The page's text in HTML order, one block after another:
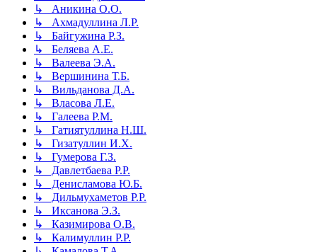
↳ Аникина О.О.
↳ Ахмадуллина Л.Р.
↳ Байгужина Р.З.
↳ Беляева А.Е.
↳ Валеева Э.А.
↳ Вершинина Т.Б.
↳ Вильданова Д.А.
↳ Власова Л.Е.
↳ Галеева Р.М.
↳ Гатиятуллина Н.Ш.
↳ Гизатуллин И.Х.
↳ Гумерова Г.З.
↳ Давлетбаева Р.Р.
↳ Денисламова Ю.Б.
↳ Дильмухаметов Р.Р.
↳ Иксанова Э.З.
↳ Казимирова О.В.
↳ Калимуллин Р.Р.